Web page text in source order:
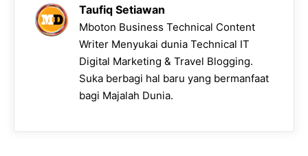
Taufiq Setiawan
Mboton Business Technical Content
Writer Menyukai dunia Technical IT
Digital Marketing & Travel Blogging.
Suka berbagi hal baru yang bermanfaat
bagi Majalah Dunia.